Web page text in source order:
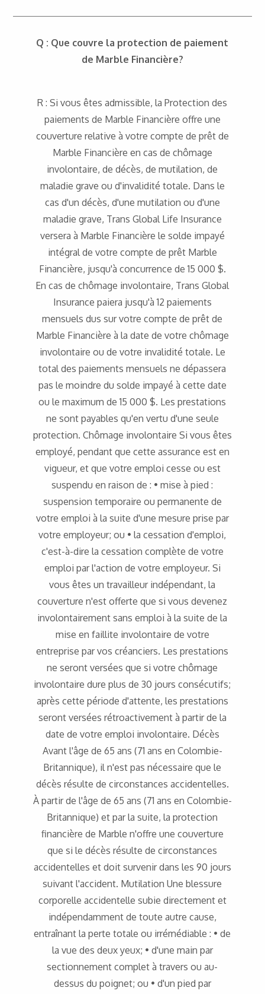
Q : Que couvre la protection de paiement
de Marble Financière?
R : Si vous êtes admissible, la Protection des
paiements de Marble Financière offre une
couverture relative à votre compte de prêt de
Marble Financière en cas de chômage
involontaire, de décès, de mutilation, de
maladie grave ou d'invalidité totale. Dans le
cas d'un décès, d'une mutilation ou d'une
maladie grave, Trans Global Life Insurance
versera à Marble Financière le solde impayé
intégral de votre compte de prêt Marble
Financière, jusqu'à concurrence de 15 000 $.
En cas de chômage involontaire, Trans Global
Insurance paiera jusqu'à 12 paiements
mensuels dus sur votre compte de prêt de
Marble Financière à la date de votre chômage
involontaire ou de votre invalidité totale. Le
total des paiements mensuels ne dépassera
pas le moindre du solde impayé à cette date
ou le maximum de 15 000 $. Les prestations
ne sont payables qu'en vertu d'une seule
protection. Chômage involontaire Si vous êtes
employé, pendant que cette assurance est en
vigueur, et que votre emploi cesse ou est
suspendu en raison de : • mise à pied :
suspension temporaire ou permanente de
votre emploi à la suite d'une mesure prise par
votre employeur; ou • la cessation d'emploi,
c'est-à-dire la cessation complète de votre
emploi par l'action de votre employeur. Si
vous êtes un travailleur indépendant, la
couverture n'est offerte que si vous devenez
involontairement sans emploi à la suite de la
mise en faillite involontaire de votre
entreprise par vos créanciers. Les prestations
ne seront versées que si votre chômage
involontaire dure plus de 30 jours consécutifs;
après cette période d'attente, les prestations
seront versées rétroactivement à partir de la
date de votre emploi involontaire. Décès
Avant l'âge de 65 ans (71 ans en Colombie-
Britannique), il n'est pas nécessaire que le
décès résulte de circonstances accidentelles.
À partir de l'âge de 65 ans (71 ans en Colombie-
Britannique) et par la suite, la protection
financière de Marble n'offre une couverture
que si le décès résulte de circonstances
accidentelles et doit survenir dans les 90 jours
suivant l'accident. Mutilation Une blessure
corporelle accidentelle subie directement et
indépendamment de toute autre cause,
entraînant la perte totale ou irrémédiable : • de
la vue des deux yeux; • d'une main par
sectionnement complet à travers ou au-
dessus du poignet; ou • d'un pied par